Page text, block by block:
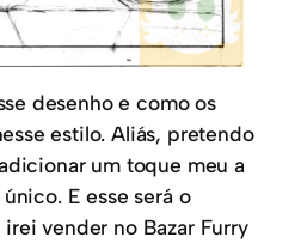
desenho e como os
estilo. Aliás, pretendo
um toque meu a
E esse será o
vender no Bazar Furry